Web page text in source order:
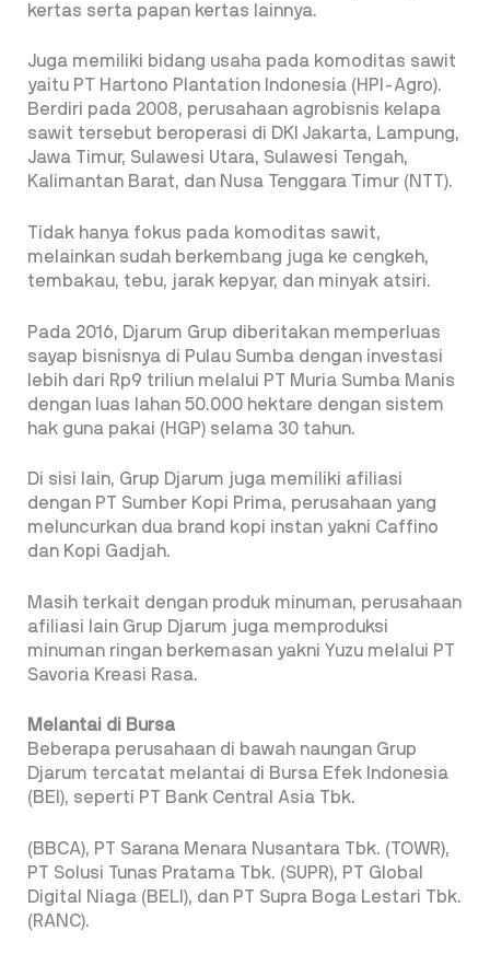
kertas serta papan kertas lainnya.
Juga memiliki bidang usaha pada komoditas sawit
yaitu PT Hartono Plantation Indonesia (HPI-Agro).
Berdiri pada 2008, perusahaan agrobisnis kelapa
sawit tersebut beroperasi di DKI Jakarta, Lampung,
Jawa Timur, Sulawesi Utara, Sulawesi Tengah,
Kalimantan Barat, dan Nusa Tenggara Timur (NTT).
Tidak hanya fokus pada komoditas sawit,
melainkan sudah berkembang juga ke cengkeh,
tembakau, tebu, jarak kepyar, dan minyak atsiri.
Pada 2016, Djarum Grup diberitakan memperluas
sayap bisnisnya di Pulau Sumba dengan investasi
lebih dari Rp9 triliun melalui PT Muria Sumba Manis
dengan luas lahan 50.000 hektare dengan sistem
hak guna pakai (HGP) selama 30 tahun.
Di sisi lain, Grup Djarum juga memiliki afiliasi
dengan PT Sumber Kopi Prima, perusahaan yang
meluncurkan dua brand kopi instan yakni Caffino
dan Kopi Gadjah.
Masih terkait dengan produk minuman, perusahaan
afiliasi lain Grup Djarum juga memproduksi
minuman ringan berkemasan yakni Yuzu melalui PT
Savoria Kreasi Rasa.
Melantai di Bursa
Beberapa perusahaan di bawah naungan Grup
Djarum tercatat melantai di Bursa Efek Indonesia
(BEI), seperti PT Bank Central Asia Tbk.
(BBCA), PT Sarana Menara Nusantara Tbk. (TOWR),
PT Solusi Tunas Pratama Tbk. (SUPR), PT Global
Digital Niaga (BELI), dan PT Supra Boga Lestari Tbk.
(RANC).